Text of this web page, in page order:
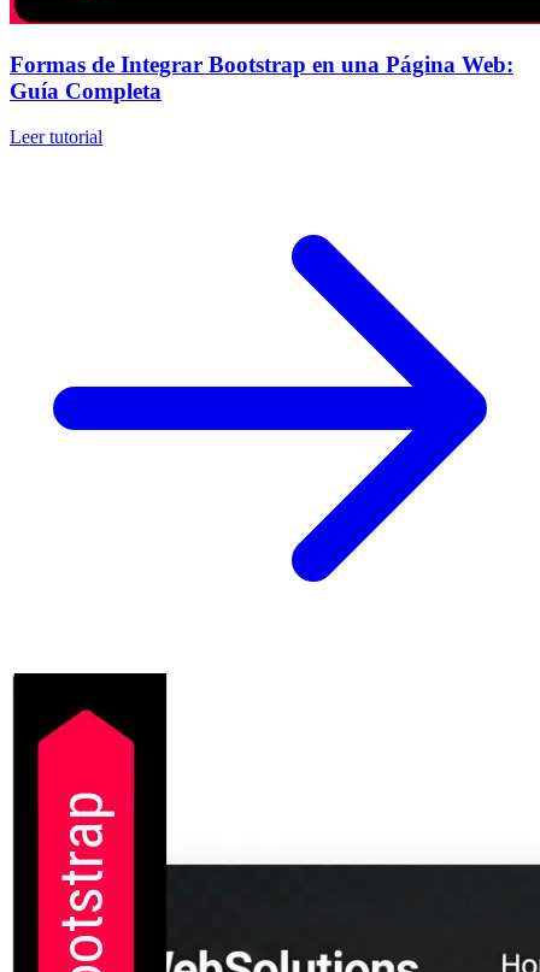
Formas de Integrar Bootstrap en una Página Web:
Guía Completa
Leer tutorial